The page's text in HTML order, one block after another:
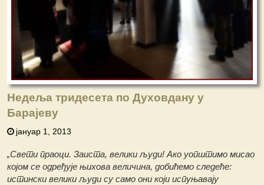
Недеља тридесета по Духовдану у
Барајеву
јануар 1, 2013
„Свети праоци. Заиста, велики људи! Ако уопштимо мисао
којом се одређује њихова величина, добићемо следеће:
истински велики људи су само они који испуњавају